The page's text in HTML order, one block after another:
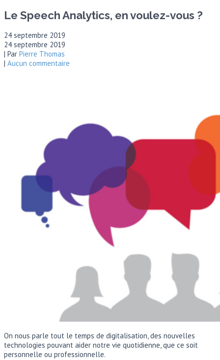
Le Speech Analytics, en voulez-vous ?
24 septembre 2019
24 septembre 2019
| Par Pierre Thomas
| Aucun commentaire
On nous parle tout le temps de digitalisation, des nouvelles
technologies pouvant aider notre vie quotidienne, que ce soit
personnelle ou professionnelle.